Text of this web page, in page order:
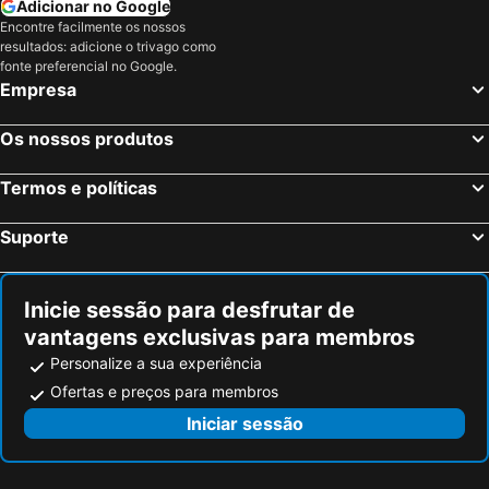
Lefkogia, pet friendly hotels
Episkopi, pet friendly hotels
Souda, pet friendly hotels
Arkadi, pet friendly hotels
Perama, pet friendly hotels
Stavromenos, pet friendly hotels
Triopetra, pet friendly hotels
Chora Sfakion, pet friendly hotels
Agia Roumeli, pet friendly hotels
Adicionar no Google
Encontre facilmente os nossos
resultados: adicione o trivago como
fonte preferencial no Google.
Empresa
Os nossos produtos
Termos e políticas
Suporte
Inicie sessão para desfrutar de
vantagens exclusivas para membros
Personalize a sua experiência
Ofertas e preços para membros
Iniciar sessão